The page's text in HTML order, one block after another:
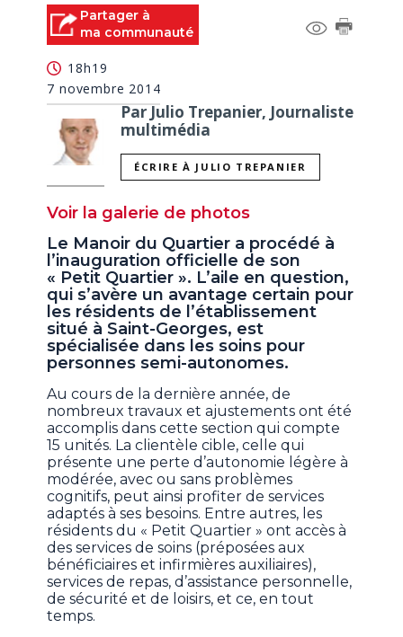
seconds
seconds
Partager à
ma communauté
18h19
7 novembre 2014
Par Julio Trepanier, Journaliste
multimédia
ÉCRIRE À JULIO TREPANIER
Voir la galerie de photos
Le Manoir du Quartier a procédé à
l’inauguration officielle de son
« Petit Quartier ». L’aile en question,
qui s’avère un avantage certain pour
les résidents de l’établissement
situé à Saint-Georges, est
spécialisée dans les soins pour
personnes semi-autonomes.
Au cours de la dernière année, de
nombreux travaux et ajustements ont été
accomplis dans cette section qui compte
15 unités. La clientèle cible, celle qui
présente une perte d’autonomie légère à
modérée, avec ou sans problèmes
cognitifs, peut ainsi profiter de services
adaptés à ses besoins. Entre autres, les
résidents du « Petit Quartier » ont accès à
des services de soins (préposées aux
bénéficiaires et infirmières auxiliaires),
services de repas, d’assistance personnelle,
de sécurité et de loisirs, et ce, en tout
temps.